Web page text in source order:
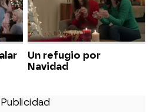
Un refugio por
Navidad